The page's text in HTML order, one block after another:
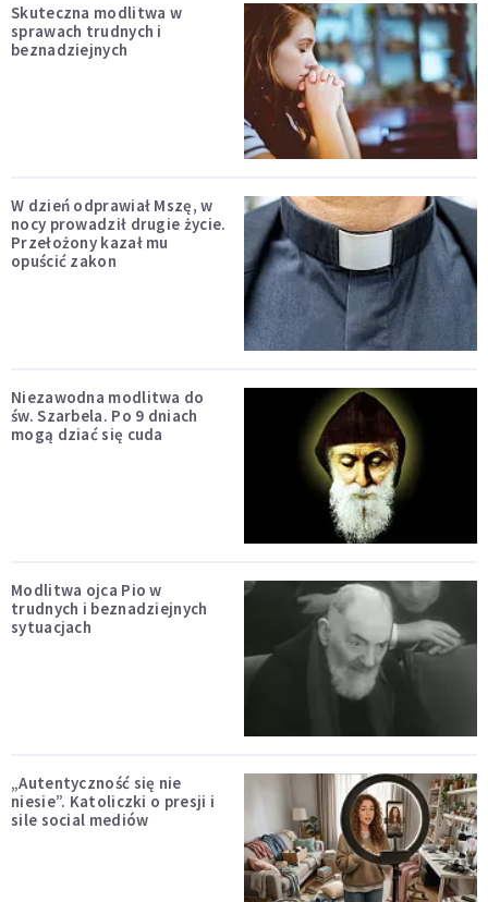
Skuteczna modlitwa w
sprawach trudnych i
beznadziejnych
W dzień odprawiał Mszę, w
nocy prowadził drugie życie.
Przełożony kazał mu
opuścić zakon
Niezawodna modlitwa do
św. Szarbela. Po 9 dniach
mogą dziać się cuda
Modlitwa ojca Pio w
trudnych i beznadziejnych
sytuacjach
„Autentyczność się nie
niesie”. Katoliczki o presji i
sile social mediów